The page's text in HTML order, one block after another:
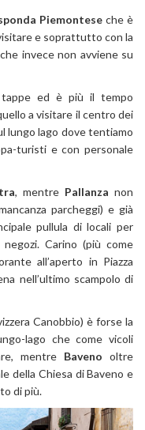
Piemonteseche è
e soprattutto con la
invece non avviene su
ed è più il tempo
a visitare il centro dei
lungo lago dove tentiamo
turisti e con personale
, mentre Pallanza non
parcheggi) e già
pullula di locali per
Carino (più come
all’aperto in Piazza
nell’ultimo scampolo di
Canobbio) è forse la
lago che come vicoli
mentre Baveno oltre
della Chiesa di Baveno e
di più.